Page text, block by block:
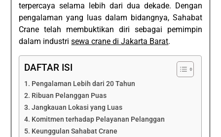
terpercaya selama lebih dari dua dekade. Dengan
pengalaman yang luas dalam bidangnya, Sahabat
Crane telah membuktikan diri sebagai pemimpin
dalam industrisewa crane di Jakarta Barat.
DAFTAR ISI
Pengalaman Lebih dari 20 Tahun
Ribuan Pelanggan Puas
Jangkauan Lokasi yang Luas
Komitmen terhadap Pelayanan Pelanggan
Keunggulan Sahabat Crane